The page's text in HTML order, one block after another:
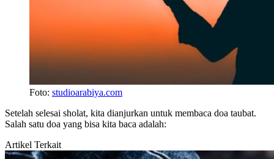
Foto: studioarabiya.com
Setelah selesai sholat, kita dianjurkan untuk membaca doa taubat.
Salah satu doa yang bisa kita baca adalah:
Artikel Terkait